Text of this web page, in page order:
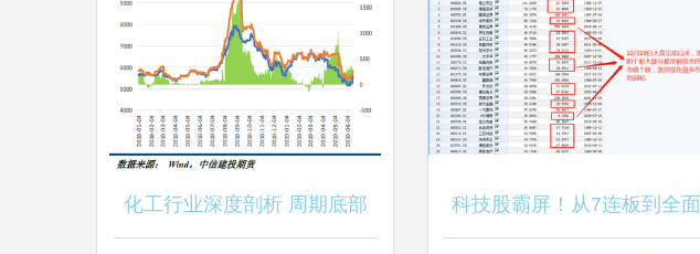
化工行业深度剖析 周期底部 科技股霸屏！从7连板到全面